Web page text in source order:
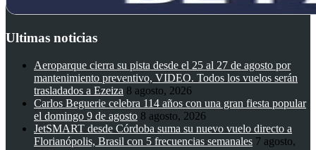
Ultimas noticias
Aeroparque cierra su pista desde el 25 al 27 de agosto por
mantenimiento preventivo, VIDEO. Todos los vuelos serán
trasladados a Ezeiza 8 agosto, 2026
Carlos Beguerie celebra 114 años con una gran fiesta popular
el domingo 9 de agosto 8 agosto, 2026
JetSMART desde Córdoba suma su nuevo vuelo directo a
Florianópolis, Brasil con 5 frecuencias semanales 7 agosto,